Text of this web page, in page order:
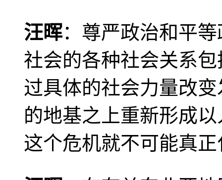
汪晖：尊严政治和平
社会的各种社会关系
过具体的社会力量改
的地基之上重新形成
这个危机就不可能真